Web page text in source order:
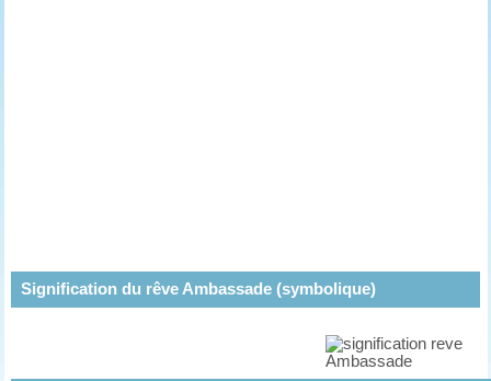
Signification du rêve Ambassade (symbolique)